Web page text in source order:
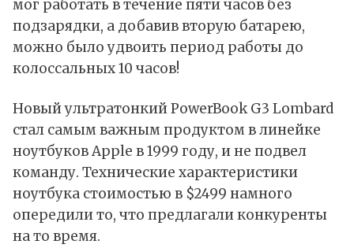
мог работать в течение пяти часов без
подзарядки, а добавив вторую батарею,
можно было удвоить период работы до
колоссальных 10 часов!
Новый ультратонкий PowerBook G3 Lombard
стал самым важным продуктом в линейке
ноутбуков Apple в 1999 году, и не подвел
команду. Технические характеристики
ноутбука стоимостью в $2499 намного
опередили то, что предлагали конкуренты
на то время.